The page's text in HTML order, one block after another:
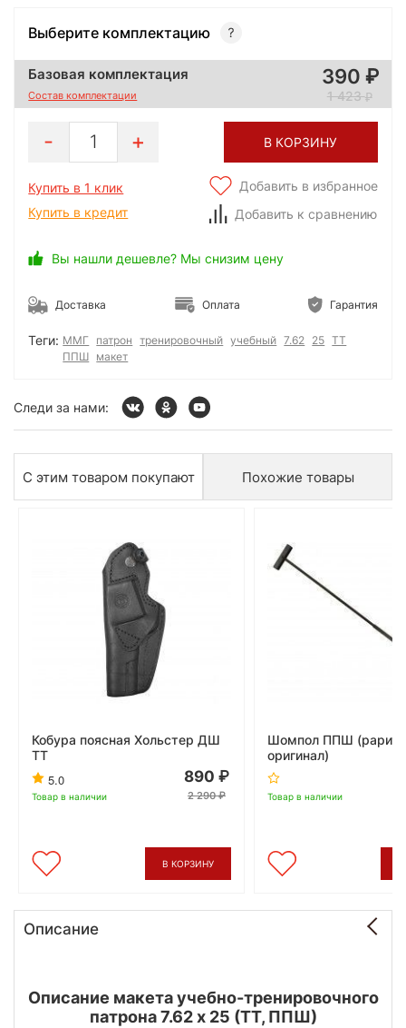
Выберите комплектацию
Базовая комплектация
Состав комплектации
390
1 423
1 В КОРЗИНУ
Купить в 1 клик
Купить в кредит
Добавить в избранное
Добавить к сравнению
Вы нашли дешевле? Мы снизим цену
Доставка Оплата Гарантия
Теги: ММГ патрон тренировочный учебный 7.62 25 ТТ
ППШ макет
Следи за нами:
С этим товаром покупают Похожие товары
Кобура поясная Хольстер ДШ
ТТ
5.0
Товар в наличии
890
2 290
В КОРЗИНУ
Шомпол ППШ
оригинал)
Товар в наличии
Описание
Описание макета учебно-тренировочного
патрона 7.62 х 25 (ТТ, ППШ)